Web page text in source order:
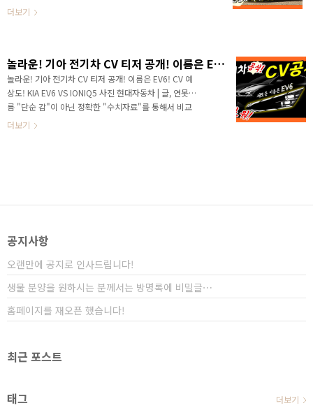
죠! ​# 하단 영상으로 보시면 보다 세부적인..
순 감"이 아닌 정확한 "수치자료"를 통해서 비교 분석
으로 시작했습니다. 엑스 콘셉트는 숨겨진 영웅을 상징
하는 X의 의미를 담고 있다고 합니다. 출범한지 6년이
되고 있는 제네시스 브랜드가 어느덧 5개의 콘셉트를 선
보였으니 매년 한 개 정도의 콘셉트를 선보였다고 해야
겠네요! 제네시스 사이트에 방문해 보신 분들이라면 브
랜드 페이지를 통해서 꾸준하게 앞으로 출시될 제네시..
더보기
놀라운! 기아 전기차 CV 티저 공개! 이름은 EV6! CV 예상도! KIA EV6 VS IONIQ5
놀라운! 기아 전기차 CV 티저 공개! 이름은 EV6! CV 예
상도! KIA EV6 VS IONIQ5 사진 현대자동차 | 글, 연못구
름 "단순 감"이 아닌 정확한 "수치자료"를 통해서 비교
분석 자료를 제시하는 연못구름입니다! 드디어! 드디어!
이 정도로 섬세하게 표현한 브랜드가 있었나요? 자동차
네요! 총 11개의 LED로 구성..
더보기
공지사항
오랜만에 공지로 인사드립니다!
생물 분양을 원하시는 분께서는 방명록에 비밀글⋯
홈페이지를 재오픈 했습니다!
최근 포스트
태그 더보기